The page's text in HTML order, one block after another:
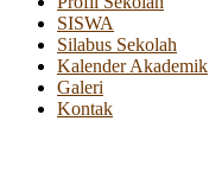
SISWA
Silabus Sekolah
Kalender Akademik
Galeri
Kontak